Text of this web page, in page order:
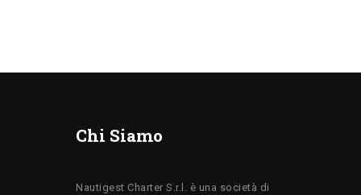
Chi Siamo
Nautigest Charter S.r.l. è una società di